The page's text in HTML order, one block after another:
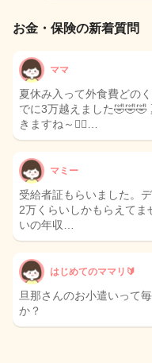
お金・保険の新着質問
ママ
夏休み入って外食費どの
でに3万越えました
きますね～🤦‍♀…
マミー
受給者証もらいました。
2万くらいしかもらえて
いの年収…
はじめてのママリ🔰
旦那さんのお小遣いって
か？